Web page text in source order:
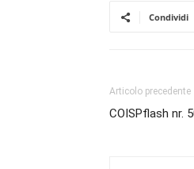
Condividi
Articolo precedente
COISPflash nr.